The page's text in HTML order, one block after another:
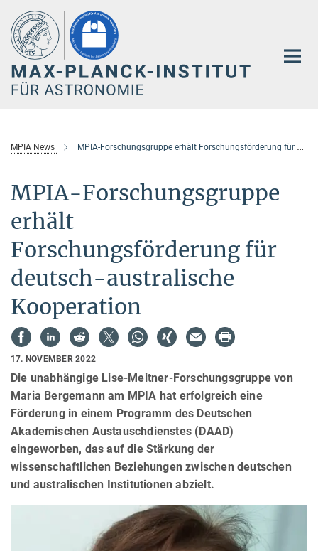
Hauptinhalt
MPIA News MPIA-Forschungsgruppe erhält Forschungsförderung für deutsch-australische Kooperation
MPIA-Forschungsgruppe
erhält
Forschungsförderung für
deutsch-australische
Kooperation
17. NOVEMBER 2022
Die unabhängige Lise-Meitner-Forschungsgruppe von
Maria Bergemann am MPIA hat erfolgreich eine
Förderung in einem Programm des Deutschen
Akademischen Austauschdienstes (DAAD)
eingeworben, das auf die Stärkung der
wissenschaftlichen Beziehungen zwischen deutschen
und australischen Institutionen abzielt.